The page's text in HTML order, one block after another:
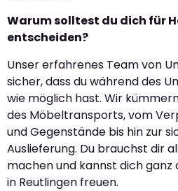
Warum solltest du dich für
entscheiden?
Unser erfahrenes Team von
sicher, dass du während des
wie möglich hast. Wir
des Möbeltransports, vom
und Gegenstände bis hin zur
Auslieferung. Du brauchst dir
machen und kannst dich ganz
in Reutlingen freuen.